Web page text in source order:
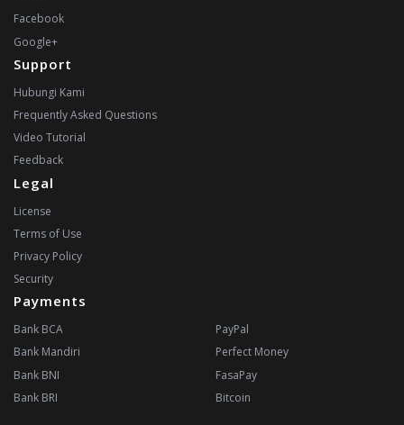
Facebook
Google+
Support
Hubungi Kami
Frequently Asked Questions
Video Tutorial
Feedback
Legal
License
Terms of Use
Privacy Policy
Security
Payments
Bank BCA
Bank Mandiri
Bank BNI
Bank BRI
PayPal
Perfect Money
FasaPay
Bitcoin